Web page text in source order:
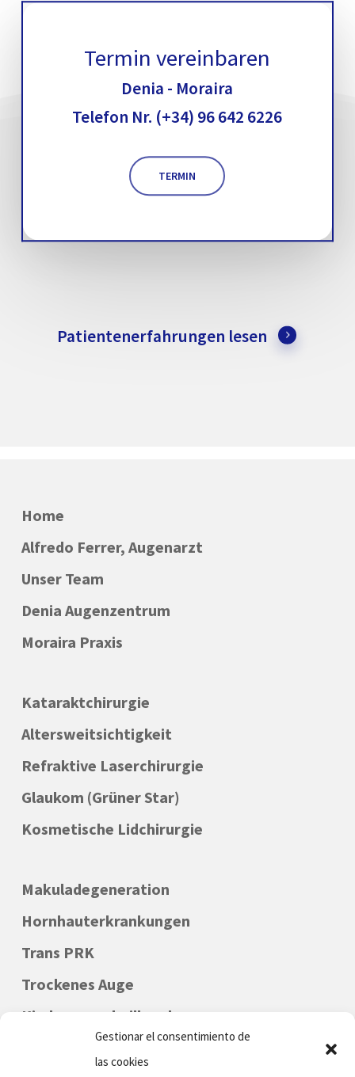
Gestionar el consentimiento de
las cookies
Termin vereinbaren
Denia - Moraira
Telefon Nr. (+34) 96 642 6226
TERMIN
Patientenerfahrungen lesen
Home
Alfredo Ferrer, Augenarzt
Unser Team
Denia Augenzentrum
Moraira Praxis
Kataraktchirurgie
Altersweitsichtigkeit
Refraktive Laserchirurgie
Glaukom (Grüner Star)
Kosmetische Lidchirurgie
Makuladegeneration
Hornhauterkrankungen
Trans PRK
Trockenes Auge
Kinderaugenheilkunde